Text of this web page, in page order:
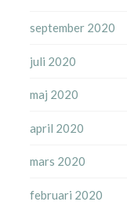
september 2020
juli 2020
maj 2020
april 2020
mars 2020
februari 2020